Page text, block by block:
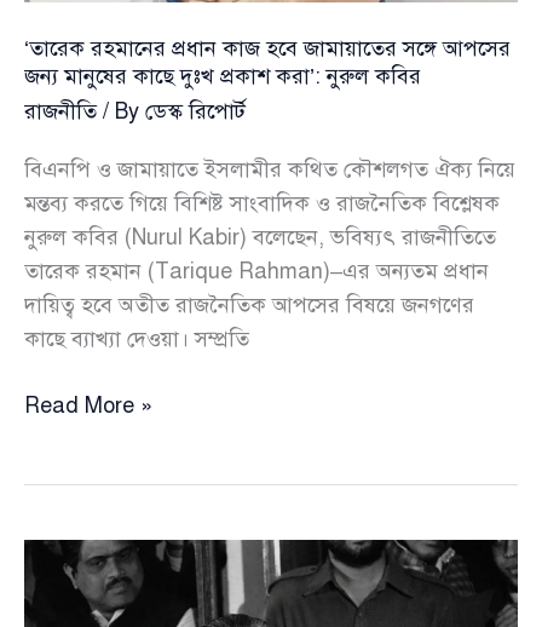
‘তারেক রহমানের প্রধান কাজ হবে জামায়াতের সঙ্গে আপসের
জন্য মানুষের কাছে দুঃখ প্রকাশ করা’: নুরুল কবির
রাজনীতি/ By ডেস্ক রিপোর্ট
বিএনপি ও জামায়াতে ইসলামীর কথিত কৌশলগত ঐক্য নিয়ে
মন্তব্য করতে গিয়ে বিশিষ্ট সাংবাদিক ও রাজনৈতিক বিশ্লেষক
নুরুল কবির (Nurul Kabir) বলেছেন, ভবিষ্যৎ রাজনীতিতে
তারেক রহমান (Tarique Rahman)–এর অন্যতম প্রধান
দায়িত্ব হবে অতীত রাজনৈতিক আপসের বিষয়ে জনগণের
কাছে ব্যাখ্যা দেওয়া। সম্প্রতি
‘তারেক
হবে
জামায়াতের
সঙ্গে
Read More »